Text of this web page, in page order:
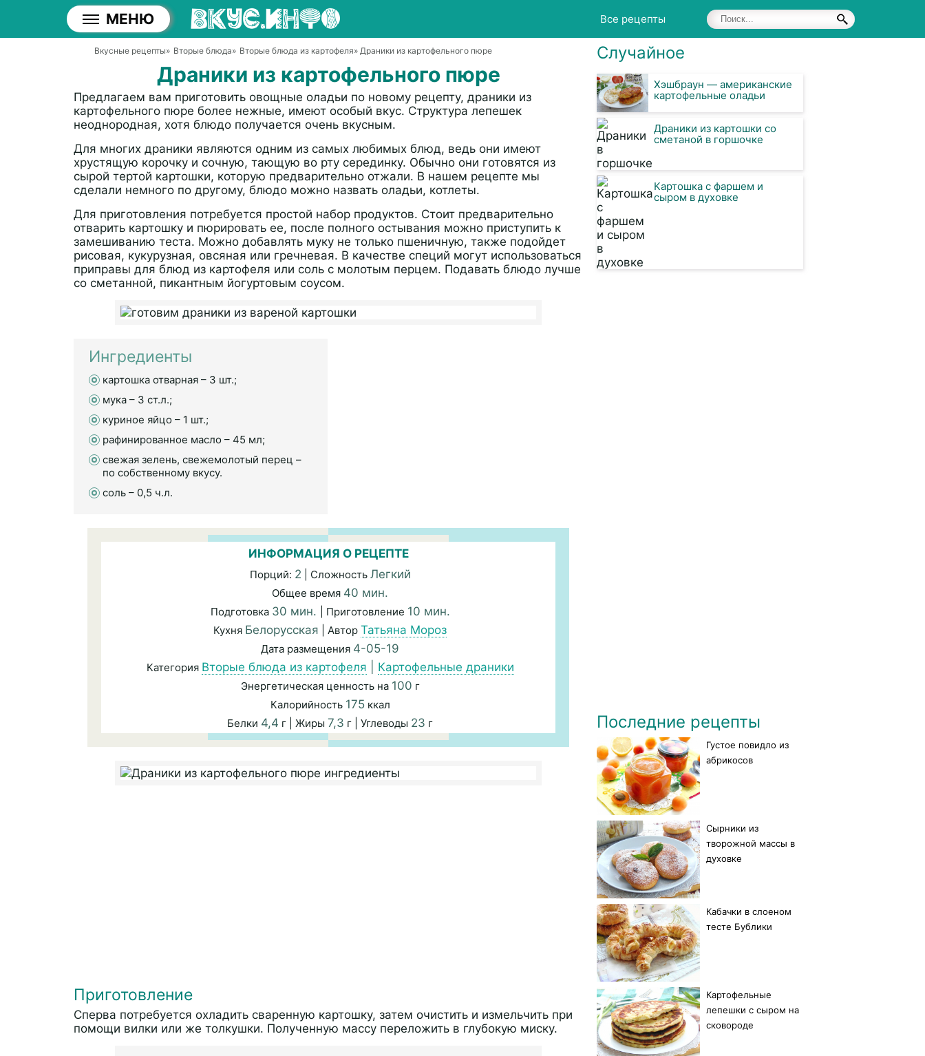
МЕНЮ Все рецепты
Вкусные рецепты» Вторые блюда» Вторые блюда из картофеля» Драники из картофельного пюре
Драники из картофельного пюре
Предлагаем вам приготовить овощные оладьи по новому рецепту, драники из
картофельного пюре более нежные, имеют особый вкус. Структура лепешек
неоднородная, хотя блюдо получается очень вкусным.
Для многих драники являются одним из самых любимых блюд, ведь они имеют
хрустящую корочку и сочную, тающую во рту серединку. Обычно они готовятся из
сырой тертой картошки, которую предварительно отжали. В нашем рецепте мы
сделали немного по другому, блюдо можно назвать оладьи, котлеты.
Для приготовления потребуется простой набор продуктов. Стоит предварительно
отварить картошку и пюрировать ее, после полного остывания можно приступить к
замешиванию теста. Можно добавлять муку не только пшеничную, также подойдет
рисовая, кукурузная, овсяная или гречневая. В качестве специй могут использоваться
приправы для блюд из картофеля или соль с молотым перцем. Подавать блюдо лучше
со сметанной, пикантным йогуртовым соусом.
Ингредиенты
картошка отварная – 3 шт.;
мука – 3 ст.л.;
куриное яйцо – 1 шт.;
рафинированное масло – 45 мл;
свежая зелень, свежемолотый перец –
по собственному вкусу.
соль – 0,5 ч.л.
ИНФОРМАЦИЯ О РЕЦЕПТЕ
Порций: 2 | Сложность Легкий
Общее время 40 мин.
Подготовка 30 мин. | Приготовление 10 мин.
Кухня Белорусская | Автор Татьяна Мороз
Дата размещения 4-05-19
Категория Вторые блюда из картофеля Картофельные драники
Энергетическая ценность на 100 г
Калорийность 175ккал
Белки 4,4 г | Жиры 7,3 г | Углеводы 23 г
Приготовление
Сперва потребуется охладить сваренную картошку, затем очистить и измельчить при
помощи вилки или же толкушки. Полученную массу переложить в глубокую миску.
Случайное
Хэшбраун — американские
картофельные оладьи
Драники из картошки со
сметаной в горшочке
Картошка с фаршем и
сыром в духовке
Последние рецепты
Густое повидло из
абрикосов
Сырники из
творожной массы в
духовке
Кабачки в слоеном
тесте Бублики
Картофельные
лепешки с сыром на
сковороде